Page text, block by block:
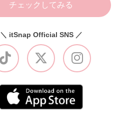
チェックしてみる
＼ itSnap Official SNS ／